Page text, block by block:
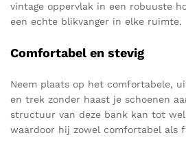
vintage oppervlak in een robuuste
een echte blikvanger in elke ruimte.
Comfortabel en stevig
Neem plaats op het comfortabele,
en trek zonder haast je schoenen
structuur van deze bank kan tot
waardoor hij zowel comfortabel als